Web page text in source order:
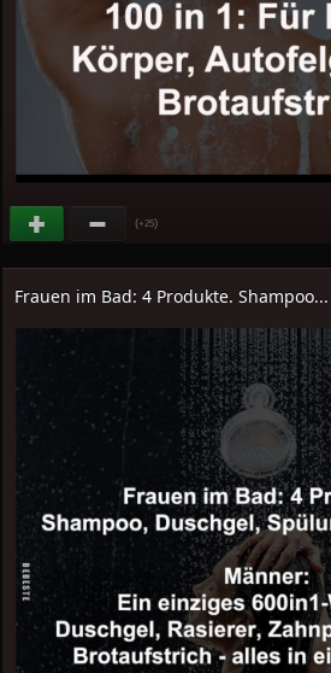
(+25)
Frauen im Bad: 4 Produkte. Shampoo...